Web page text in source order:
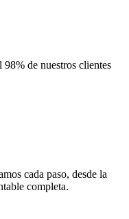
de nuestros clientes
cada paso, desde la
completa.